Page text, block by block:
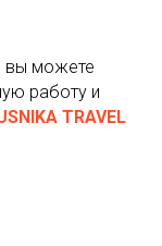
вы можете
работу и
TRAVEL